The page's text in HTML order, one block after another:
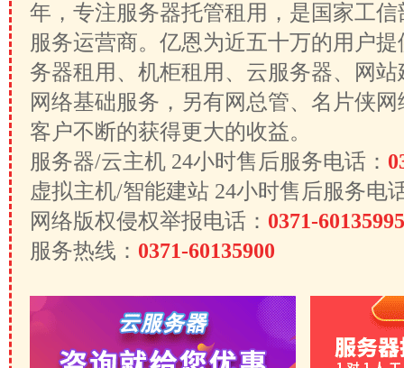
年，专注服务器托管租用，是国家工
服务运营商。亿恩为近五十万的用户
务器租用、机柜租用、云服务器、网
网络基础服务，另有网总管、名片侠
客户不断的获得更大的收益。
服务器/云主机 24小时售后服务电话：
虚拟主机/智能建站 24小时售后服务电
网络版权侵权举报电话： 0371-60135995
服务热线： 0371-60135900